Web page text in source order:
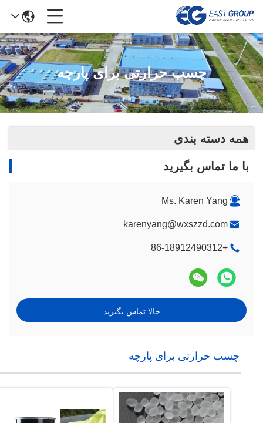
چسب حرارتی برای پارچه
همه دسته بندی
با ما تماس بگیرید
Ms. Karen Yang
karenyang@wxszzd.com
+86-18912490312
حالا تماس بگیرید
چسب حرارتی برای پارچه